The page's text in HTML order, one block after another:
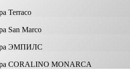
Terraco
San Marco
ЭМПИЛС
CORALINO MONARCA